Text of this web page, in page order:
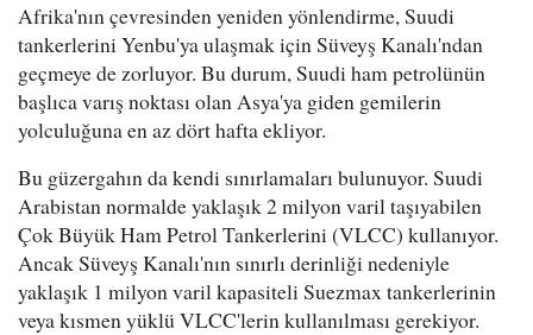
Afrika'nın çevresinden yeniden yönlendirme, Suudi
tankerlerini Yenbu'ya ulaşmak için Süveyş Kanalı'ndan
geçmeye de zorluyor. Bu durum, Suudi ham petrolünün
başlıca varış noktası olan Asya'ya giden gemilerin
yolculuğuna en az dört hafta ekliyor.
Bu güzergahın da kendi sınırlamaları bulunuyor. Suudi
Arabistan normalde yaklaşık 2 milyon varil taşıyabilen
Çok Büyük Ham Petrol Tankerlerini (VLCC) kullanıyor.
Ancak Süveyş Kanalı'nın sınırlı derinliği nedeniyle
yaklaşık 1 milyon varil kapasiteli Suezmax tankerlerinin
veya kısmen yüklü VLCC'lerin kullanılması gerekiyor.